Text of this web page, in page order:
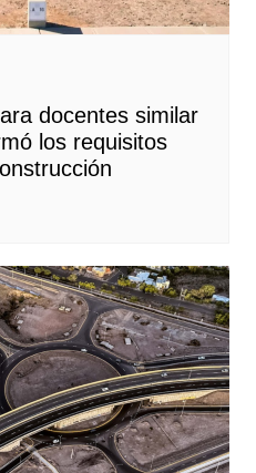
docentes similar
los requisitos